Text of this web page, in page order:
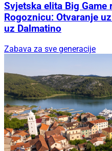
Svjetska elita Big Game
Rogoznicu: Otvaranje
uz Dalmatino
Zabava za sve generacije